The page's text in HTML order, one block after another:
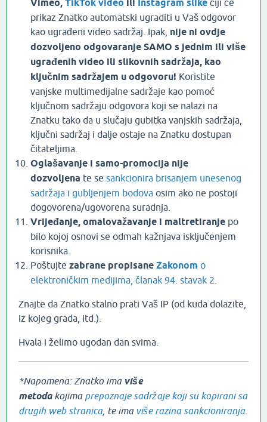
Vimeo, TikTok video ili Instagram slike čiji će
prikaz Znatko automatski ugraditi u Vaš odgovor
kao ugrađeni video sadržaj. Ipak, nije ni ovdje
dozvoljeno odgovaranje SAMO s jednim ili više
ugrađenih video ili slikovnih sadržaja, kao
ključnim sadržajem u odgovoru! Koristite
vanjske multimedijalne sadržaje kao pomoć
ključnom sadržaju odgovora koji se nalazi na
Znatku tako da u slučaju gubitka vanjskih sadržaja,
ključni sadržaj i dalje ostaje na Znatku dostupan
čitateljima.
Oglašavanje i samo-promocija nije
dozvoljena te se sankcionira brisanjem unesenog
sadržaja i gubljenjem bodova osim ako ne postoji
dogovorena/ugovorena suradnja.
Vrijeđanje, omalovažavanje i maltretiranje po
bilo kojoj osnovi se odmah kažnjava isključenjem
korisnika.
Poštujte zabrane propisane Zakonom o
elektroničkim medijima, članak 94. stavak 2.
Znajte da Znatko stalno prati Vaš IP (od kuda dolazite,
iz kojeg grada, itd.).
Hvala i želimo ugodan dan svima.
*Napomena: Znatko ima više
metodakojima prepoznaje sadržaje koji su kopirani sa
drugih web stranica, te ima više razina sankcioniranja.